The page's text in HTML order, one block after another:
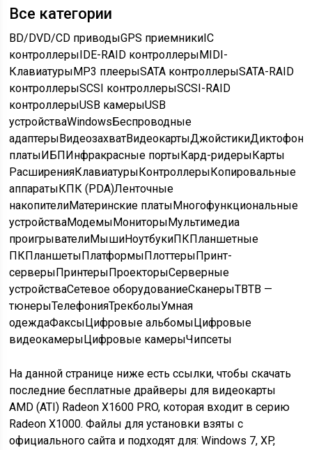
Все категории
BD/DVD/CD приводыGPS приемникиIC
контроллерыIDE-RAID контроллерыMIDI-
КлавиатурыMP3 плеерыSATA контроллерыSATA-RAID
контроллерыSCSI контроллерыSCSI-RAID
контроллерыUSB камерыUSB
устройстваWindowsБеспроводные
адаптерыВидеозахватВидеокартыДжойстики
платыИБПИнфракрасные портыКард-ридерыКарты
РасширенияКлавиатурыКонтроллерыКопировальные
аппаратыКПК (PDA)Ленточные
накопителиМатеринские платыМногофункциональные
устройстваМодемыМониторыМультимедиа
проигрывателиМышиНоутбукиПКПланшетные
ПКПланшетыПлатформыПлоттерыПринт-
серверыПринтерыПроекторыСерверные
устройстваСетевое оборудованиеСканерыТВТВ —
тюнерыТелефонияТрекболыУмная
одеждаФаксыЦифровые альбомыЦифровые
видеокамерыЦифровые камерыЧипсеты
На данной странице ниже есть ссылки, чтобы скачать
последние бесплатныедрайверы для видеокарты
AMD (ATI) Radeon X1600 PRO, которая входит в серию
Radeon X1000. Файлы для установки взяты с
официального сайта и подходят для:Windows 7, XP,